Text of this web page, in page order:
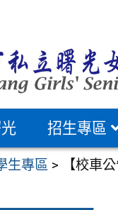
招生專區
生專區 > 【校車